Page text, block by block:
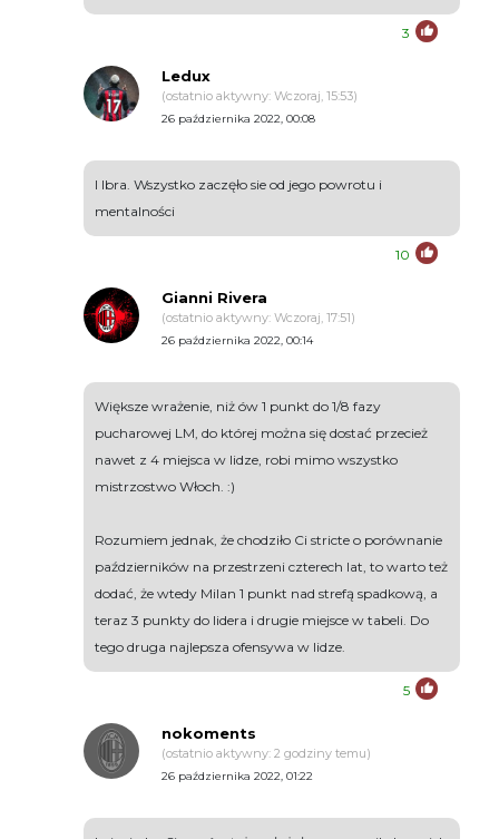
3
Ledux
(ostatnio aktywny: Wczoraj, 15:53)
26 października 2022, 00:08
I Ibra. Wszystko zaczęło sie od jego powrotu i
mentalności
10
Gianni Rivera
(ostatnio aktywny: Wczoraj, 17:51)
26 października 2022, 00:14
Większe wrażenie, niż ów 1 punkt do 1/8 fazy
pucharowej LM, do której można się dostać przecież
nawet z 4 miejsca w lidze, robi mimo wszystko
mistrzostwo Włoch. :)
Rozumiem jednak, że chodziło Ci stricte o porównanie
październików na przestrzeni czterech lat, to warto też
dodać, że wtedy Milan 1 punkt nad strefą spadkową, a
teraz 3 punkty do lidera i drugie miejsce w tabeli. Do
tego druga najlepsza ofensywa w lidze.
5
nokoments
(ostatnio aktywny: 2 godziny temu)
26 października 2022, 01:22